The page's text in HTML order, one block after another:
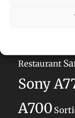
Restaurant
Sony
A700